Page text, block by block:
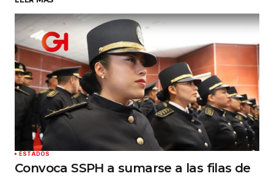
Su nombre*
Tu correo electrónico*
Guardar mi nombre, correo electrónico y sitio
web en este navegador para la próxima vez que
haga un comentario.
Enviar comentario
ESTADOS
Convoca SSPH a sumarse a las filas de